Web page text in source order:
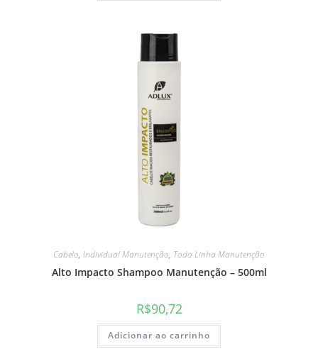
Cabelo, Individual Manutenção, Toda Linha Manutenção
Alto Impacto Shampoo Manutenção – 500ml
R$90,72
Adicionar ao carrinho